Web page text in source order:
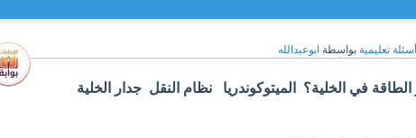
أسئلة تعليمية بواسطة ابوعبدالله
في الخلية؟ الميتوكوندريا نظام النقل جدار الخلية